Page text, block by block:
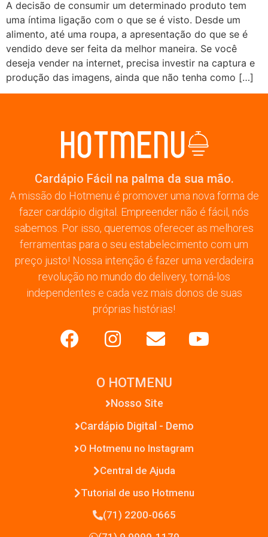
A decisão de consumir um determinado produto tem
uma íntima ligação com o que se é visto. Desde um
alimento, até uma roupa, a apresentação do que se é
vendido deve ser feita da melhor maneira. Se você
deseja vender na internet, precisa investir na captura e
produção das imagens, ainda que não tenha como […]
Cardápio Fácil na palma da sua mão.
A missão do Hotmenu é promover uma nova forma de
fazer cardápio digital. Empreender não é fácil, nós
sabemos. Por isso, queremos oferecer as melhores
ferramentas para o seu estabelecimento com um
preço justo! Nossa intenção é fazer uma verdadeira
revolução no mundo do delivery, torná-los
independentes e cada vez mais donos de suas
próprias histórias!
O HOTMENU
Nosso Site
Cardápio Digital - Demo
O Hotmenu no Instagram
Central de Ajuda
Tutorial de uso Hotmenu
(71) 2200-0665